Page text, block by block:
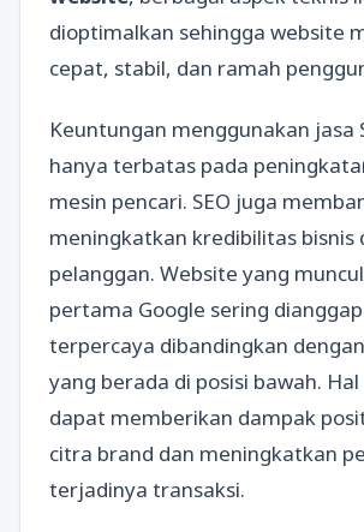
dioptimalkan sehingga website
cepat, stabil, dan ramah
Keuntungan menggunakan jasa
hanya terbatas pada
mesin pencari. SEO juga
meningkatkan kredibilitas bisnis
pelanggan. Website yang
pertama Google sering
terpercaya dibandingkan
yang berada di posisi bawah.
dapat memberikan dampak
citra brand dan meningkatkan
terjadinya transaksi.